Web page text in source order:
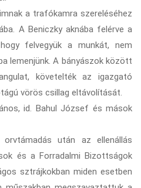
a trafókamra szereléséhez
A Beniczky aknába felérve a
felvegyük a munkát, nem
lemenjünk. A bányászok között
követelték az igazgató
vörös csillag eltávolítását.
id. Bahul József és mások
után az ellenállás
és a Forradalmi Bizottságok
sztrájkokban miden esetben